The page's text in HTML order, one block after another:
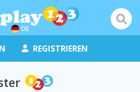
DE
REGISTRIEREN